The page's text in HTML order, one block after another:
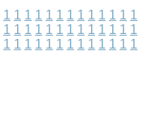
1 1 1 1 1 1 1 1 1 1 1 1 1
1 1 1 1 1 1 1 1 1 1 1 1 1
1 1 1 1 1 1 1 1 1 1 1 1 1